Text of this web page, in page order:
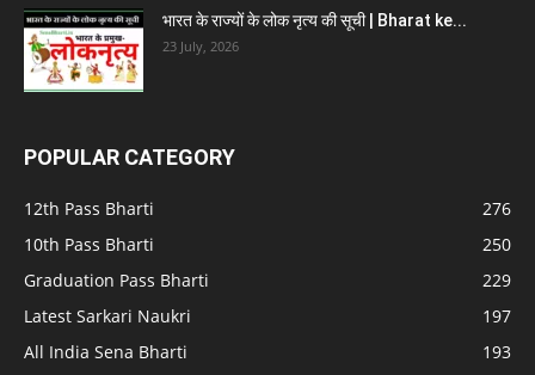
भारत के राज्यों के लोक नृत्य की सूची | Bharat ke...
23 July, 2026
POPULAR CATEGORY
12th Pass Bharti
276
10th Pass Bharti
250
Graduation Pass Bharti
229
Latest Sarkari Naukri
197
All India Sena Bharti
193